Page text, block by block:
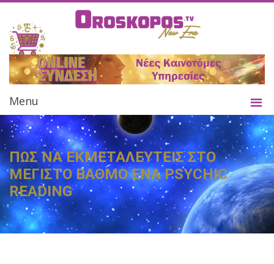
Menu
ΠΩΣ ΝΑ ΕΚΜΕΤΑΛΕΥΤΕΙΣ ΣΤΟ
ΜΕΓΙΣΤΟ ΒΑΘΜΟ ΕΝΑ PSYCHIC
READING